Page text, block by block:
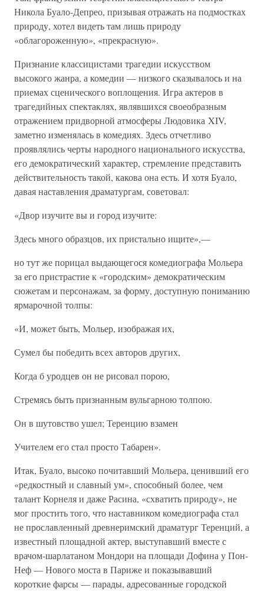
Никола Буало-Депрео, призывая отражать на подмостках
природу, хотел видеть там лишь природу
«облагороженную», «прекрасную».
Признание классицистами трагедии искусством
высокого жанра, а комедии — низкого сказывалось и на
приемах сценического воплощения. Игра актеров в
трагедийных спектаклях, являвшихся своеобразным
отражением придворной атмосферы Людовика XIV,
заметно изменялась в комедиях. Здесь отчетливо
проявлялись черты народного национального искусства,
его демократический характер, стремление представить
действительность такой, какова она есть. И хотя Буало,
давая наставления драматургам, советовал:
«Двор изучите вы и город изучите:
Здесь много образцов, их пристально ищите»,—
но тут же порицал выдающегося комедиографа Мольера
за его пристрастие к «городским» демократическим
сюжетам и персонажам, за форму, доступную пониманию
ярмарочной толпы:
«И, может быть, Мольер, изображая их,
Сумел бы победить всех авторов других,
Когда б уродцев он не рисовал порою,
Стремясь быть признанным вульгарною толпою.
Он в шутовство ушел; Теренцию взамен
Учителем его стал просто Табарен».
Итак, Буало, высоко почитавший Мольера, ценивший его
«редкостный и славный ум», способный более, чем
талант Корнеля и даже Расина, «схватить природу», не
мог простить того, что наставником комедиографа стал
не прославленный древнеримский драматург Теренций, а
известный площадной актер, выступавший вместе с
врачом-шарлатаном Мондори на площади Дофина у Пон-
Неф — Нового моста в Париже и показывавший
короткие фарсы — парады, адресованные городской